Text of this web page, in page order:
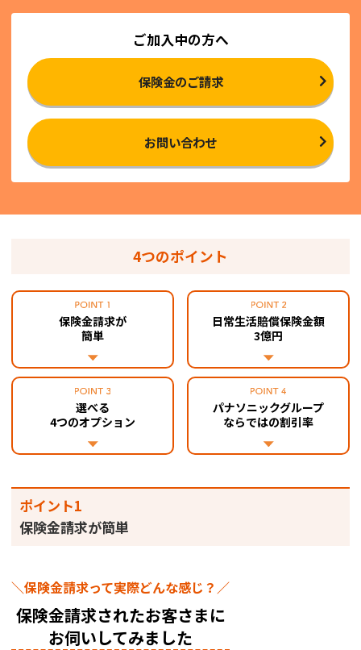
ご加入中の方へ
保険金のご請求
お問い合わせ
4つのポイント
保険金請求が
簡単
日常生活賠償保険金額
3億円
選べる
4つのオプション
パナソニックグループ
ならではの割引率
ポイント1
保険金請求が簡単
＼保険金請求って実際どんな感じ？／
保険金請求されたお客さまに
お伺いしてみました